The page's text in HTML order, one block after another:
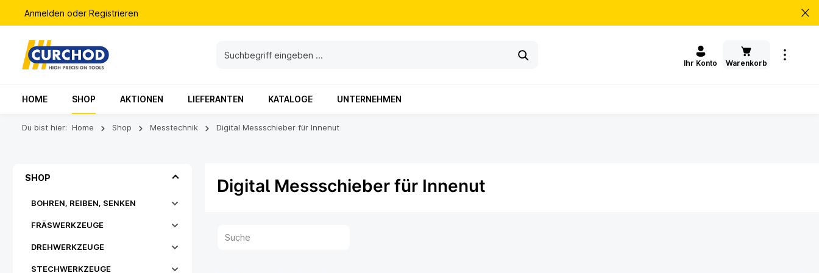
Anmelden oder Registrieren
Ihr Konto Warenkorb
HOME SHOP AKTIONEN LIEFERANTEN KATALOGE UNTERNEHMEN
Du bist hier: Home Shop Messtechnik Digital Messschieber für Innenut
SHOP
BOHREN, REIBEN, SENKEN
FRÄSWERKZEUGE
DREHWERKZEUGE
STECHWERKZEUGE
Digital Messschieber für Innenut